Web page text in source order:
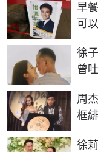
早
可
徐
曾
周
框
徐